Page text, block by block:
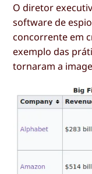
O diretor
software de
concorrente em
exemplo das
tornaram a